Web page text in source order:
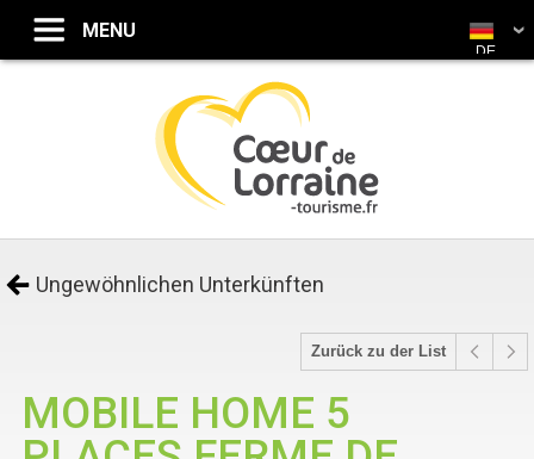
Ungewöhnlichen Unterkünften
Zurück zu der List
MOBILE HOME 5
DE